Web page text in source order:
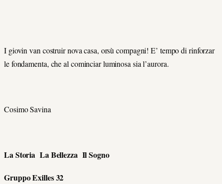
I giovin van costruir nova casa, orsù compagni! E’ tempo di rinforzar
le fondamenta, che al cominciar luminosa sia l’aurora.
Cosimo Savina
La Storia La Bellezza Il Sogno
Gruppo Exilles 32